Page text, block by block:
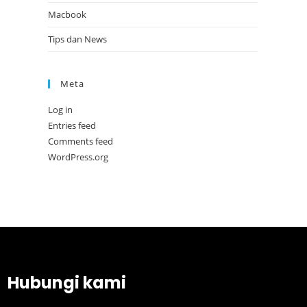
Macbook
Tips dan News
Meta
Log in
Entries feed
Comments feed
WordPress.org
Hubungi kami